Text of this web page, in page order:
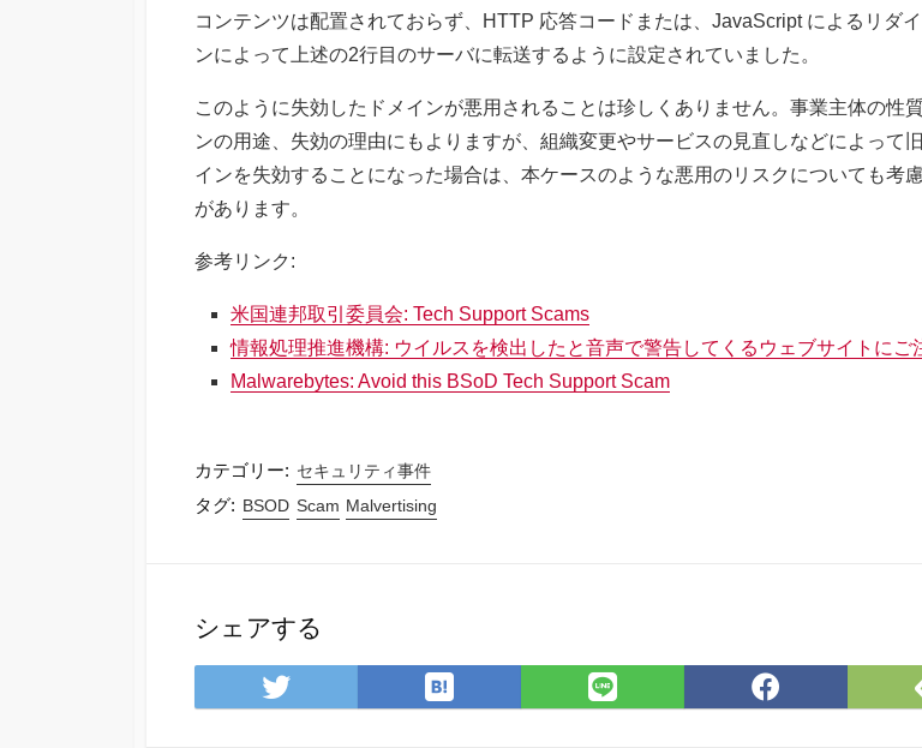
コンテンツは配置されておらず、HTTP 応答コードまたは、JavaScript によるリダ
ンによって上述の2行目のサーバに転送するように設定されていました。
このように失効したドメインが悪用されることは珍しくありません。事業主体の性
ンの用途、失効の理由にもよりますが、組織変更やサービスの見直しなどによって
インを失効することになった場合は、本ケースのような悪用のリスクについても考
があります。
参考リンク:
米国連邦取引委員会: Tech Support Scams
情報処理推進機構: ウイルスを検出したと音声で警告してくるウェブサイトにご
Malwarebytes: Avoid this BSoD Tech Support Scam
カテゴリー: セキュリティ事件
タグ: BSOD Scam Malvertising
シェアする
Twitter
で
は
て
LINE
で
で